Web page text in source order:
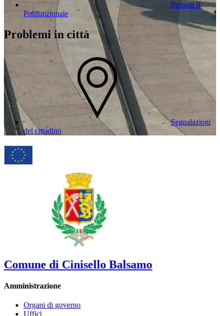
Prenota il
Polifunzionale
Problemi in città
Segnalazioni
del cittadino
Comune di Cinisello Balsamo
Amministrazione
Organi di governo
Uffici